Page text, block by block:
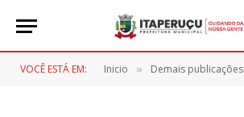
VOCÊ ESTÁ EM: Inicio » Demais publicações